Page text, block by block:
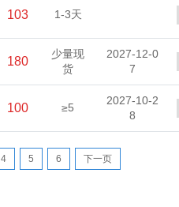
103 1-3天
180
少量现
货
2027-12-0
7
100 ≥5
2027-10-2
8
4 5 6 下一页